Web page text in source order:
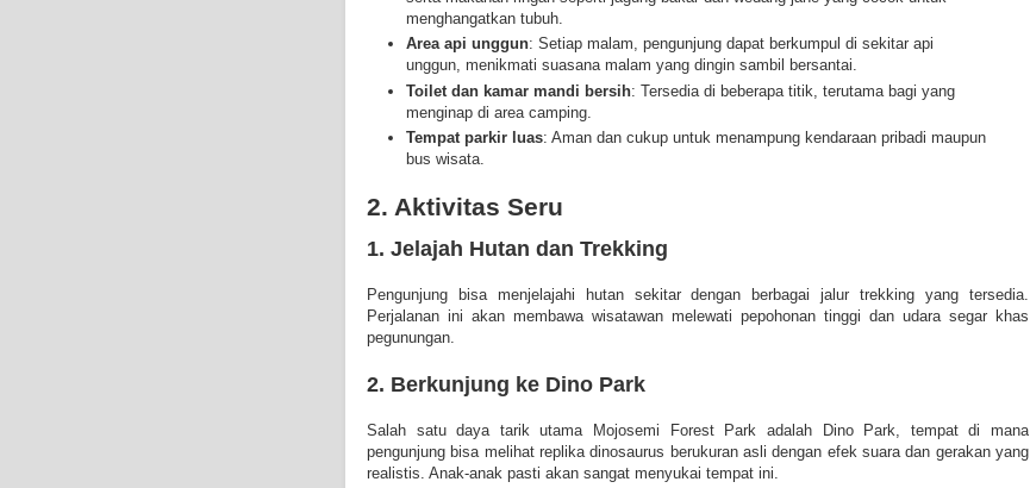
menghangatkan tubuh.
Area api unggun: Setiap malam, pengunjung dapat berkumpul di sekitar api
unggun, menikmati suasana malam yang dingin sambil bersantai.
Toilet dan kamar mandi bersih: Tersedia di beberapa titik, terutama bagi yang
menginap di area camping.
Tempat parkir luas: Aman dan cukup untuk menampung kendaraan pribadi maupun
bus wisata.
2. Aktivitas Seru
1. Jelajah Hutan dan Trekking
Pengunjung bisa menjelajahi hutan sekitar dengan berbagai jalur trekking yang tersedia.
Perjalanan ini akan membawa wisatawan melewati pepohonan tinggi dan udara segar khas
pegunungan.
2. Berkunjung ke Dino Park
Salah satu daya tarik utama Mojosemi Forest Park adalah Dino Park, tempat di mana
pengunjung bisa melihat replika dinosaurus berukuran asli dengan efek suara dan gerakan yang
realistis. Anak-anak pasti akan sangat menyukai tempat ini.